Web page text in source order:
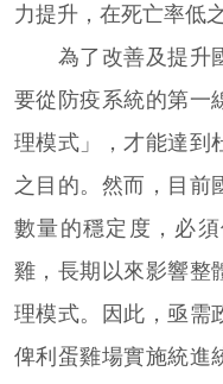
力提升，在死亡率低
為了改善及提升國
要從防疫系統的第一
理模式」，才能達到
之目的。然而，目前
數量的穩定度，必
雞，長期以來影響整
理模式。因此，亟需
俾利蛋雞場實施統進